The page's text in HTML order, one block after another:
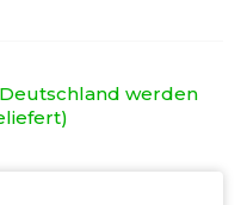
werden